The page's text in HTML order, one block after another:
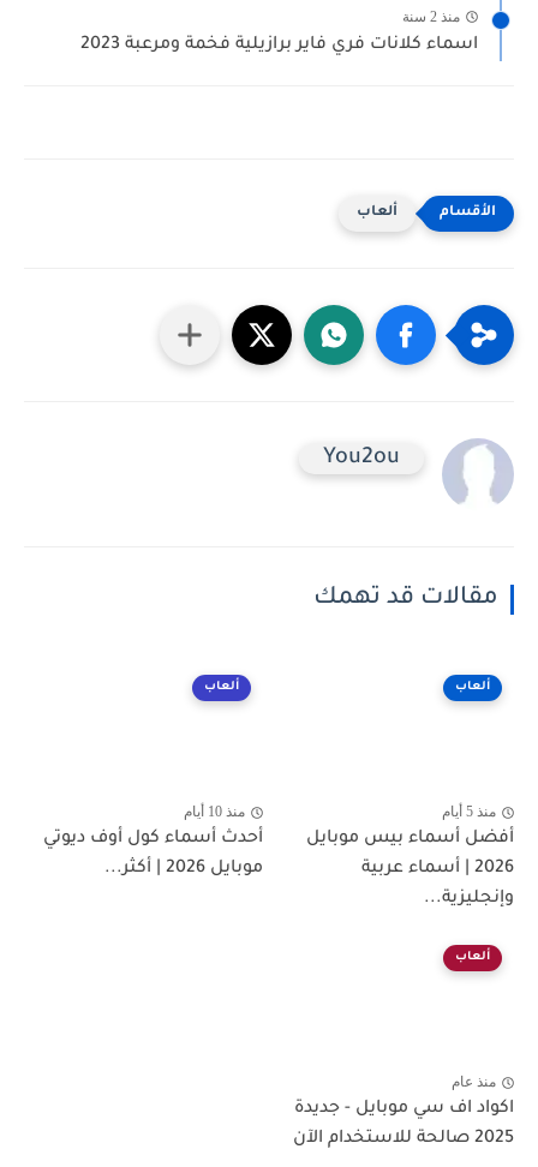
منذ 2 سنة
اسماء كلانات فري فاير برازيلية فخمة ومرعبة 2023
ألعاب
You2ou
مقالات قد تهمك
ألعاب
منذ 5 أيام
أفضل أسماء بيس موبايل
2026 | أسماء عربية
وإنجليزية...
ألعاب
منذ 10 أيام
أحدث أسماء كول أوف ديوتي
موبايل 2026 | أكثر...
ألعاب
منذ عام
اكواد اف سي موبايل - جديدة
2025 صالحة للاستخدام الآن